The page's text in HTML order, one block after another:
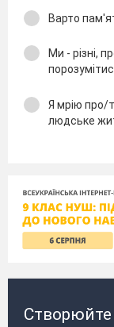
Варто
Ми - різні,
Я мрію про/
людське
Створюйте